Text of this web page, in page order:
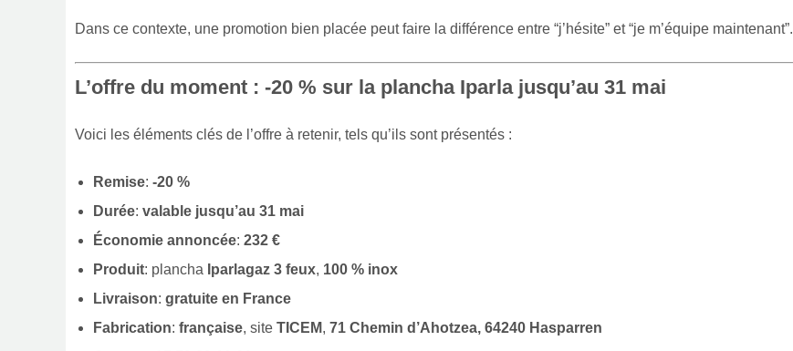
Dans ce contexte, une promotion bien placée peut faire la différence entre “j’hésite” et “je m’équipe maintenant”.
L’offre du moment : -20 % sur la plancha Iparla jusqu’au 31 mai
Voici les éléments clés de l’offre à retenir, tels qu’ils sont présentés :
Remise: -20 %
Durée: valable jusqu’au 31 mai
Économie annoncée: 232 €
Produit: plancha Iparlagaz 3 feux, 100 % inox
Livraison: gratuite en France
Fabrication: française, site TICEM, 71 Chemin d’Ahotzea, 64240 Hasparren